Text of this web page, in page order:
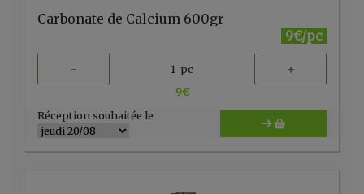
Carbonate de Calcium 600gr
9€/pc
- 1 pc +
9€
Réception souhaitée le